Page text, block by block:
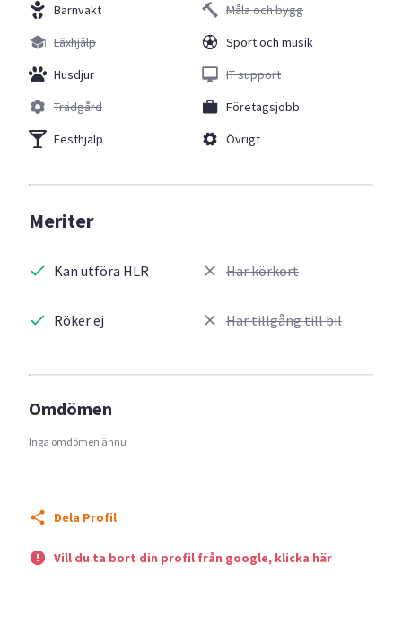
Barnvakt
Läxhjälp
Husdjur
Trädgård
Festhjälp
Måla och bygg
Sport och musik
IT support
Företagsjobb
Övrigt
Meriter
Kan utföra HLR
Röker ej
Har körkort
Har tillgång till bil
Omdömen
Inga omdömen ännu
Dela Profil
Vill du ta bort din profil från google, klicka här